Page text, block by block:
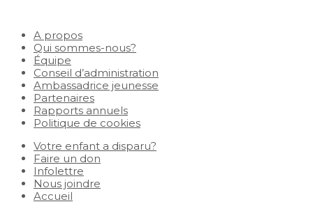
A propos
Qui sommes-nous?
Équipe
Conseil d’administration
Ambassadrice jeunesse
Partenaires
Rapports annuels
Politique de cookies
Votre enfant a disparu?
Faire un don
Infolettre
Nous joindre
Accueil